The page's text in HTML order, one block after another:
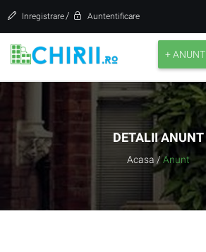
Inregistrare / Auntentificare
+ ANUNT
DETALII ANUNT
Acasa / Anunt